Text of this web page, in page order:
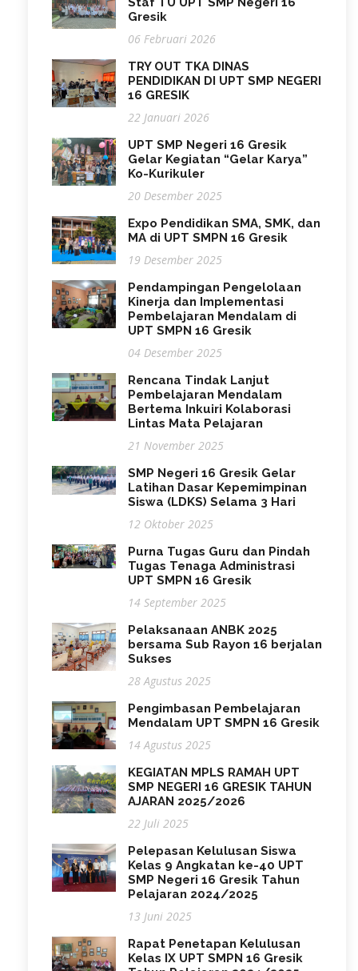
Gresik
06 Februari 2026
TRY OUT TKA DINAS
PENDIDIKAN DI UPT SMP NEGERI
16 GRESIK
22 Januari 2026
UPT SMP Negeri 16 Gresik
Gelar Kegiatan “Gelar Karya”
Ko-Kurikuler
20 Desember 2025
Expo Pendidikan SMA, SMK, dan
MA di UPT SMPN 16 Gresik
19 Desember 2025
Pendampingan Pengelolaan
Kinerja dan Implementasi
Pembelajaran Mendalam di
UPT SMPN 16 Gresik
04 Desember 2025
Rencana Tindak Lanjut
Pembelajaran Mendalam
Bertema Inkuiri Kolaborasi
Lintas Mata Pelajaran
21 November 2025
SMP Negeri 16 Gresik Gelar
Latihan Dasar Kepemimpinan
Siswa (LDKS) Selama 3 Hari
12 Oktober 2025
Purna Tugas Guru dan Pindah
Tugas Tenaga Administrasi
UPT SMPN 16 Gresik
14 September 2025
Pelaksanaan ANBK 2025
bersama Sub Rayon 16 berjalan
Sukses
28 Agustus 2025
Pengimbasan Pembelajaran
Mendalam UPT SMPN 16 Gresik
14 Agustus 2025
KEGIATAN MPLS RAMAH UPT
SMP NEGERI 16 GRESIK TAHUN
AJARAN 2025/2026
22 Juli 2025
Pelepasan Kelulusan Siswa
Kelas 9 Angkatan ke-40 UPT
SMP Negeri 16 Gresik Tahun
Pelajaran 2024/2025
13 Juni 2025
Rapat Penetapan Kelulusan
Kelas IX UPT SMPN 16 Gresik